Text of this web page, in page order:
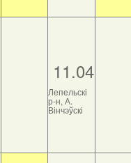
11.04
Лепельскі
р-н, А.
Вінчэўскі